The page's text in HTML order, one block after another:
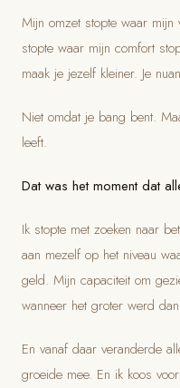
Mijn omzet stopte waar mijn
stopte waar mijn comfort
maak je jezelf kleiner. Je
Niet omdat je bang bent.
leeft.
Dat was het moment dat
Ik stopte met zoeken naar
aan mezelf op het niveau
geld. Mijn capaciteit om
wanneer het groter werd
En vanaf daar veranderde
groeide mee. En ik koos